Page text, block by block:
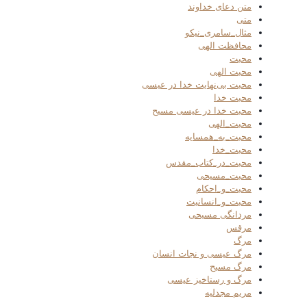
متن دعای خداوند
متی
مثال_سامری_نیکو
محافظت الهی
محبت
محبت الهی
محبت بی‌نهایت خدا در عیسی
محبت خدا
محبت خدا در عیسی مسیح
محبت_الهی
محبت_به_همسایه
محبت_خدا
محبت_در_کتاب_مقدس
محبت_مسیحی
محبت_و_احکام
محبت_و_انسانیت
مردانگی مسیحی
مرقس
مرگ
مرگ عیسی و نجات انسان
مرگ مسیح
مرگ و رستاخیز عیسی
مریم مجدلیه